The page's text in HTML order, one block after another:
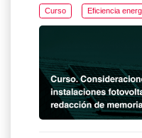
Curso Eficiencia